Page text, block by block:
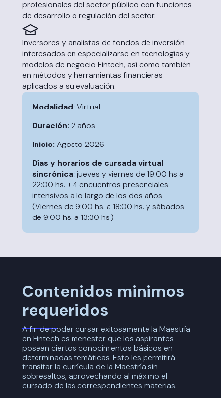
profesionales del sector público con funciones
de desarrollo o regulación del sector.
Inversores y analistas de fondos de inversión
interesados en especializarse en tecnologías y
modelos de negocio Fintech, así como también
en métodos y herramientas financieras
aplicados a su evaluación.
Modalidad: Virtual.
Duración: 2 años
Inicio: Agosto 2026
Días y horarios de cursada virtual
sincrónica: jueves y viernes de 19:00 hs a
22:00 hs. + 4 encuentros presenciales
intensivos a lo largo de los dos años
(Viernes de 9:00 hs. a 18:00 hs. y sábados
de 9:00 hs. a 13:30 hs.)
Contenidos minimos
requeridos
A fin de poder cursar exitosamente la Maestría
en Fintech es menester que los aspirantes
posean ciertos conocimientos básicos en
determinadas temáticas. Esto les permitirá
transitar la currícula de la Maestría sin
sobresaltos, aprovechando al máximo el
cursado de las correspondientes materias.